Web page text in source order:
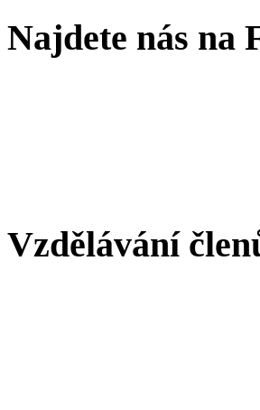
Najdete nás na
Vzdělávání